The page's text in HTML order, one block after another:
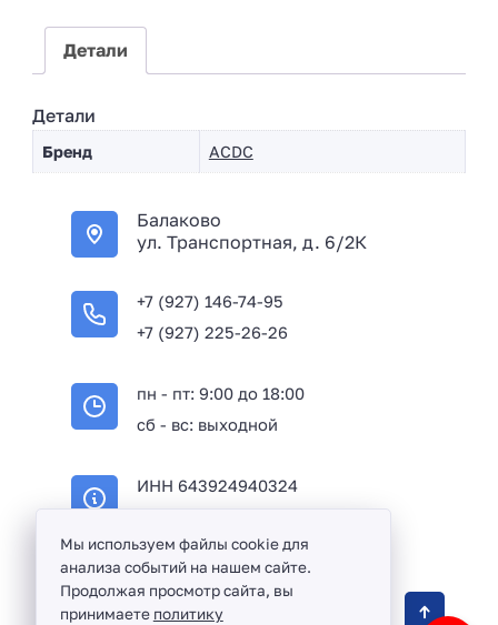
Детали
Детали
Бренд ACDC
Балаково
ул. Транспортная, д. 6/2К
+7 (927) 146-74-95
+7 (927) 225-26-26
пн - пт: 9:00 до 18:00
сб - вс: выходной
ИНН 643924940324
Оптовая продажа сантехники и комплектующих
Мы используем файлы cookie для
анализа событий на нашем сайте.
Продолжая просмотр сайта, вы
принимаете политику